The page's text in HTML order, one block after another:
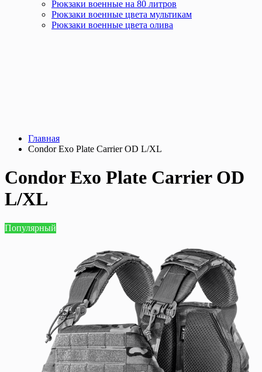
Рюкзаки военные на 80 литров
Рюкзаки военные цвета мультикам
Рюкзаки военные цвета олива
Главная
Condor Exo Plate Carrier OD L/XL
Condor Exo Plate Carrier OD
L/XL
Популярный